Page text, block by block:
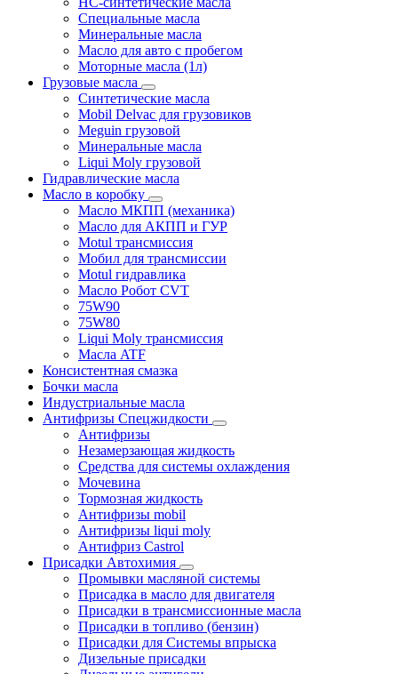
Специальные масла
Минеральные масла
Масло для авто с пробегом
Моторные масла (1л)
Грузовые масла
Синтетические масла
Mobil Delvac для грузовиков
Meguin грузовой
Минеральные масла
Liqui Moly грузовой
Гидравлические масла
Масло в коробку
Масло МКПП (механика)
Масло для АКПП и ГУР
Motul трансмиссия
Мобил для трансмиссии
Motul гидравлика
Масло Робот CVT
75W90
75W80
Liqui Moly трансмиссия
Масла ATF
Консистентная смазка
Бочки масла
Индустриальные масла
Антифризы Спецжидкости
Антифризы
Незамерзающая жидкость
Средства для системы охлаждения
Мочевина
Тормозная жидкость
Антифризы mobil
Антифризы liqui moly
Антифриз Castrol
Присадки Автохимия
Промывки масляной системы
Присадка в масло для двигателя
Присадки в трансмиссионные масла
Присадки в топливо (бензин)
Присадки для Системы впрыска
Дизельные присадки